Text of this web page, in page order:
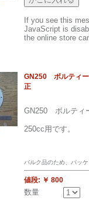
If you see this
JavaScript is
the online store
GN250 ボルティ
正
GN250 ボルテ
250cc用です。
バルク品のため、パッ
値段: ￥ 800
数量